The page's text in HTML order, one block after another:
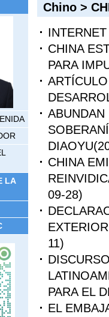
LA
Chino >
CHINA
PARA
ABUNDAN
DIAOYU
CHINA
09-28)
11)
PARA EL
EL